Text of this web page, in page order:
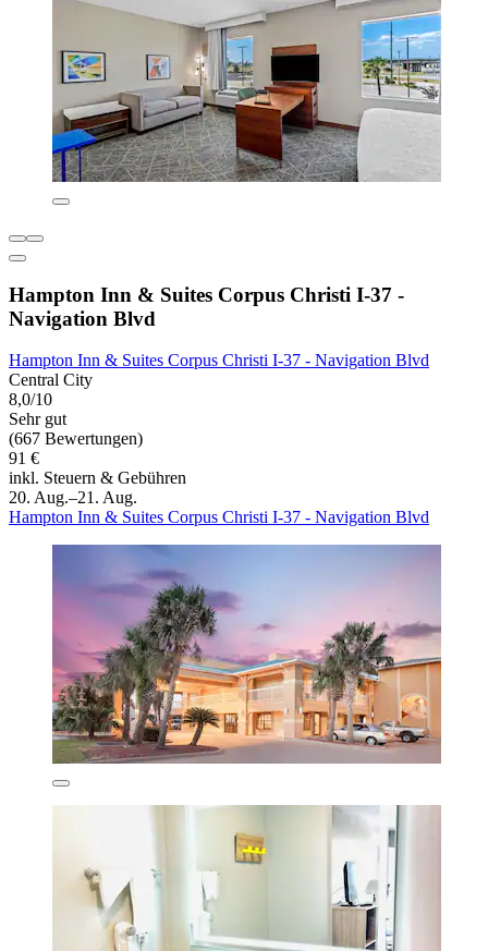
Hampton Inn & Suites Corpus Christi I-37 -
Navigation Blvd
Hampton Inn & Suites Corpus Christi I-37 - Navigation Blvd
Central City
8,0/10
Sehr gut
(667 Bewertungen)
91 €
inkl. Steuern & Gebühren
20. Aug.–21. Aug.
Hampton Inn & Suites Corpus Christi I-37 - Navigation Blvd